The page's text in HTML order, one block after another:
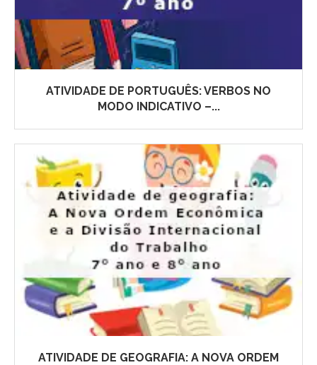
ATIVIDADE DE PORTUGUÊS: VERBOS NO
MODO INDICATIVO –...
ATIVIDADE DE GEOGRAFIA: A NOVA ORDEM